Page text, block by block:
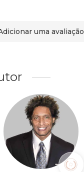
uma avaliação